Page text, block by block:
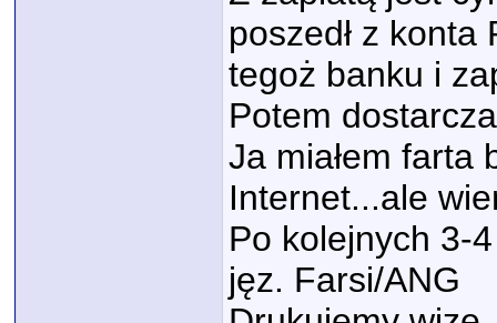
poszedł z
tegoż banku i
Potem
Ja miałem farta
Internet...ale
Po kolejnych 3-
jęz. Farsi/ANG